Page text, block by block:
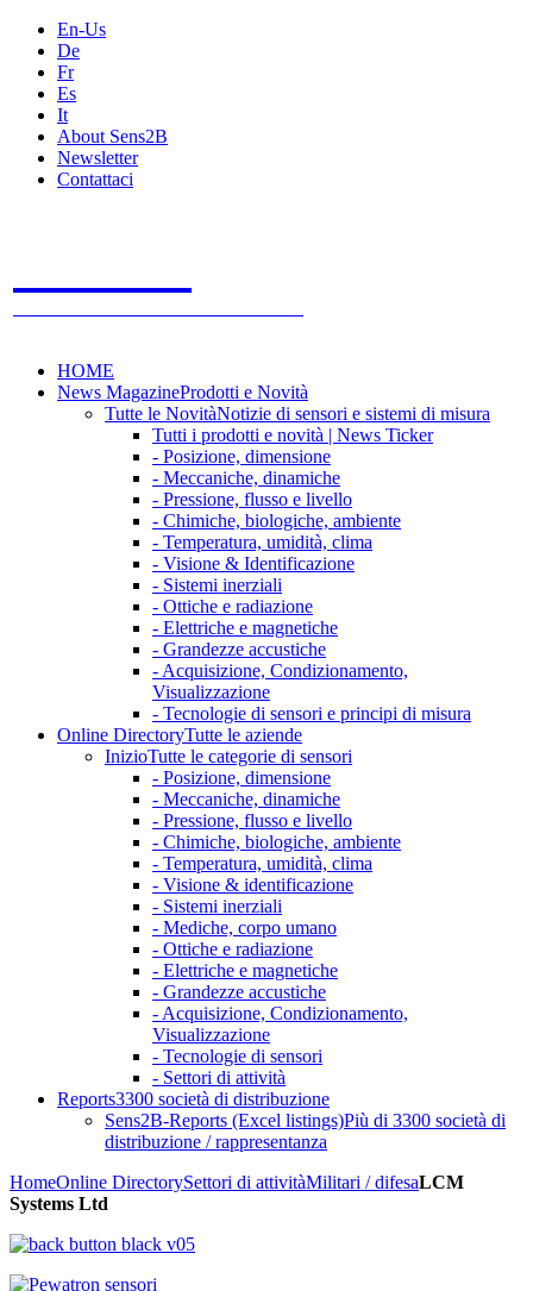
En-Us
De
Fr
Es
It
About Sens2B
Newsletter
Contattaci
HOME
News MagazineProdotti e Novità
Tutte le NovitàNotizie di sensori e sistemi di misura
Tutti i prodotti e novità | News Ticker
- Posizione, dimensione
- Meccaniche, dinamiche
- Pressione, flusso e livello
- Chimiche, biologiche, ambiente
- Temperatura, umidità, clima
- Visione & Identificazione
- Sistemi inerziali
- Ottiche e radiazione
- Elettriche e magnetiche
- Grandezze accustiche
- Acquisizione, Condizionamento,
Visualizzazione
- Tecnologie di sensori e principi di misura
Online DirectoryTutte le aziende
InizioTutte le categorie di sensori
- Posizione, dimensione
- Meccaniche, dinamiche
- Pressione, flusso e livello
- Chimiche, biologiche, ambiente
- Temperatura, umidità, clima
- Visione & identificazione
- Sistemi inerziali
- Mediche, corpo umano
- Ottiche e radiazione
- Elettriche e magnetiche
- Grandezze accustiche
- Acquisizione, Condizionamento,
Visualizzazione
- Tecnologie di sensori
- Settori di attività
Reports3300 società di distribuzione
Sens2B-Reports (Excel listings)Più di 3300 società di
distribuzione / rappresentanza
HomeOnline DirectorySettori di attivitàMilitari / difesaLCM
Systems Ltd